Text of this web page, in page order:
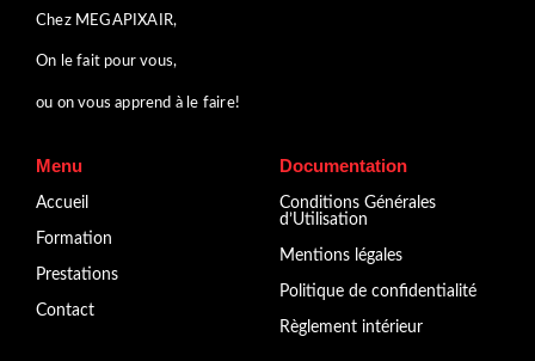
Chez MEGAPIXAIR,
On le fait pour vous,
ou on vous apprend à le faire!
Menu
Accueil
Formation
Prestations
Contact
Documentation
Conditions Générales
d’Utilisation
Mentions légales
Politique de confidentialité
Règlement intérieur